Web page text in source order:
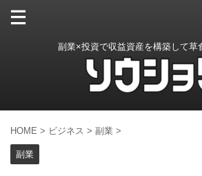
副業×投資で収益資産を構築して草
HOME > ビジネス > 副業 >
副業